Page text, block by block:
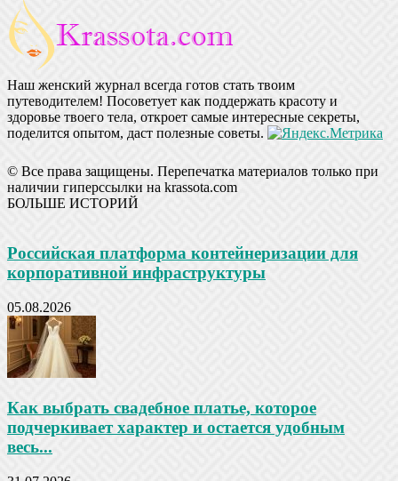
Наш женский журнал всегда готов стать твоим
путеводителем! Посоветует как поддержать красоту и
здоровье твоего тела, откроет самые интересные секреты,
поделится опытом, даст полезные советы.
© Все права защищены. Перепечатка материалов только при
наличии гиперссылки на krassota.com
БОЛЬШЕ ИСТОРИЙ
Российская платформа контейнеризации для
корпоративной инфраструктуры
05.08.2026
Как выбрать свадебное платье, которое
подчеркивает характер и остается удобным
весь...